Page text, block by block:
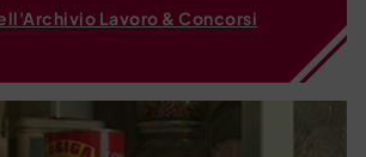
Lavoro & Concorsi